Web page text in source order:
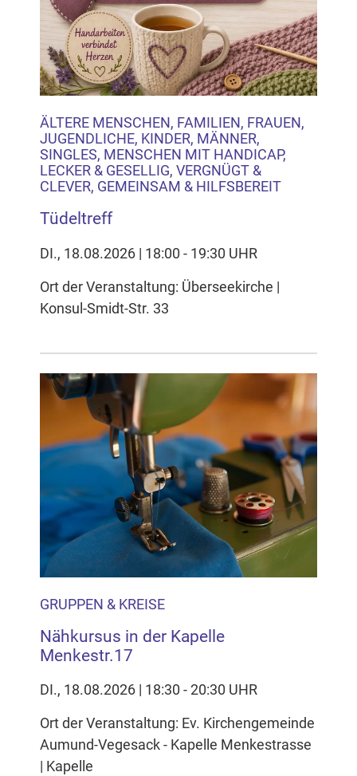
ÄLTERE MENSCHEN, FAMILIEN, FRAUEN,
JUGENDLICHE, KINDER, MÄNNER,
SINGLES, MENSCHEN MIT HANDICAP,
LECKER & GESELLIG, VERGNÜGT &
CLEVER, GEMEINSAM & HILFSBEREIT
Tüdeltreff
DI., 18.08.2026 | 18:00 - 19:30 UHR
Ort der Veranstaltung: Überseekirche |
Konsul-Smidt-Str. 33
GRUPPEN & KREISE
Nähkursus in der Kapelle
Menkestr.17
DI., 18.08.2026 | 18:30 - 20:30 UHR
Ort der Veranstaltung: Ev. Kirchengemeinde
Aumund-Vegesack - Kapelle Menkestrasse
| Kapelle